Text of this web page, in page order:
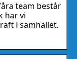
team består
har vi
i samhället.